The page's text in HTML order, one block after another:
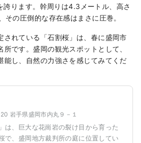
ります。幹周りは4.3メートル、高さ
その圧倒的な存在感はまさに圧巻。
されている「石割桜」は、春に盛岡市
です。盛岡の観光スポットとして、
能し、自然の力強さを感じてみてくだ
岩手県盛岡市内丸９－１
は、巨大な花崗岩の裂け目から育った
で、盛岡地方裁判所の庭に位置してい